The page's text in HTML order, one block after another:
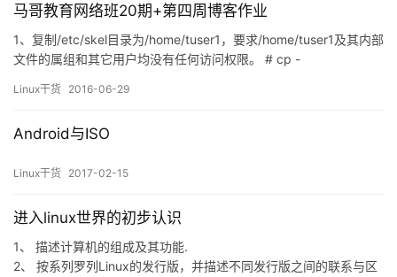
由于bootloa…
马哥教育网络班20期+第四周博客作业
1、复制/etc/skel目录为/home/tuser1，要求/home/tuser1及其内部
文件的属组和其它用户均没有任何访问权限。 # cp -
辑/etc/gro…
Linux干货 2016-06-29
Android与ISO
Linux干货 2017-02-15
进入linux世界的初步认识
1、 描述计算机的组成及其功能.
2、 按系列罗列Linux的发行版，并描述不同发行版之间的联系与区